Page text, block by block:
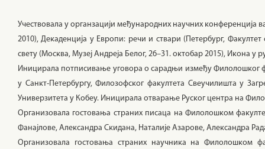
Учествовала у органзацији међународних научних конференција
2010), Декаденција у Европи: речи и ствари (Петербург,
свету (Москва, Музеј Андреја Белог, 26–31. октобар 2015), Икона
Иницирала потписивање уговора о сарадњи између Филолошког
у Санкт-Петербургу, Филозофског факултета Свеучилишта у
Универзитета у Кобеу. Иницирала отварање Руског центра на
Организовала гостовања страних писаца на Филолошком
Фанајлове, Александра Скидана, Наталије Азарове, Александра
Организовала гостовања страних научника на Филолошком